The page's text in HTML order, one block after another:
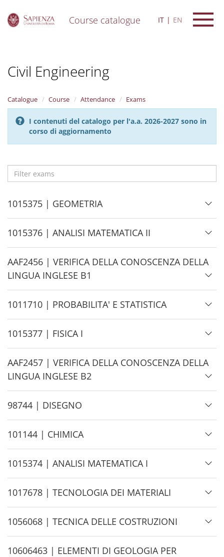
Course catalogue IT EN
Civil Engineering
Catalogue Course Attendance Exams
I contenuti del catalogo per l'a.a. 2026-2027 sono in
corso di aggiornamento
H
i
d
e
1015375 | GEOMETRIA
H
i
d
e
1015376 | ANALISI MATEMATICA II
H
i
d
e
AAF2456 | VERIFICA DELLA CONOSCENZA DELLA
LINGUA INGLESE B1
H
i
d
e
1011710 | PROBABILITA' E STATISTICA
H
i
d
e
1015377 | FISICA I
H
i
d
e
AAF2457 | VERIFICA DELLA CONOSCENZA DELLA
LINGUA INGLESE B2
H
i
d
e
98744 | DISEGNO
H
i
d
e
101144 | CHIMICA
H
i
d
e
1015374 | ANALISI MATEMATICA I
H
i
d
e
1017678 | TECNOLOGIA DEI MATERIALI
H
i
d
1056068 | TECNICA DELLE COSTRUZIONI
H
10606463 | ELEMENTI DI GEOLOGIA PER